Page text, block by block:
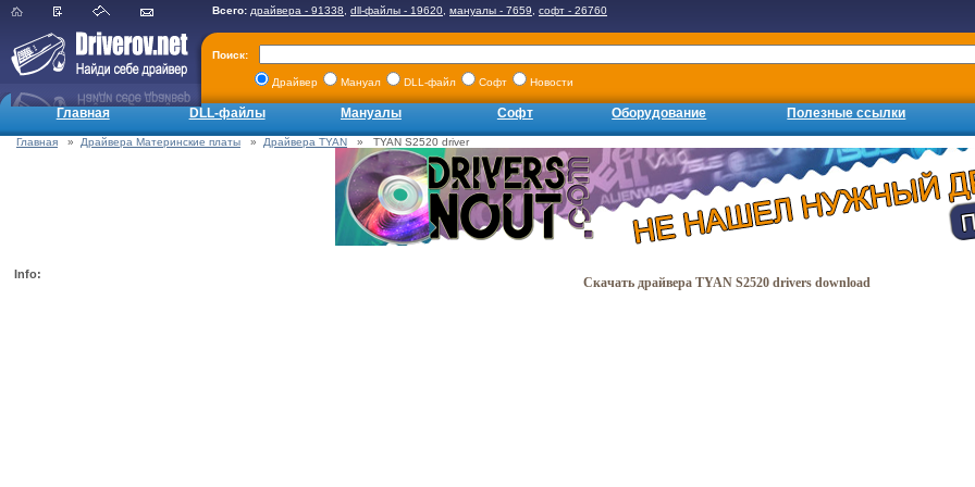
Всего: драйвера - 91338 dll-файлы - 19620 мануалы - 7659 софт - 26760
Поиск:
Драйвер Мануал DLL-файл Софт Новости
Главная DLL-файлы Мануалы Софт Оборудование Полезные ссылки
Главная » Драйвера Материнские платы » Драйвера TYAN » TYAN S2520 driver
Info:
Скачать драйвера TYAN S2520 drivers download